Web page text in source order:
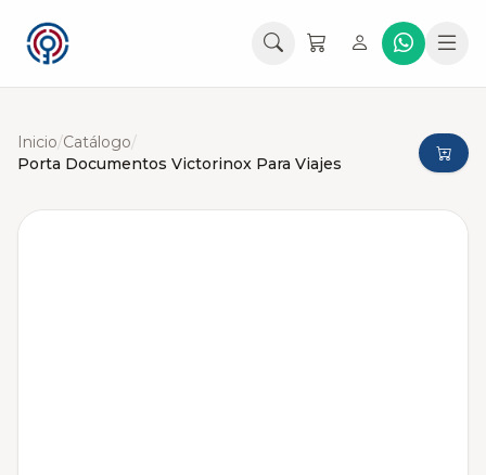
Inicio/Catálogo/
Porta Documentos Victorinox Para Viajes